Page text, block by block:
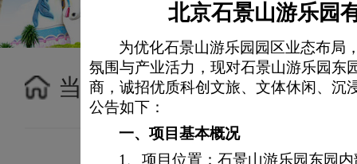
北京石景山游乐园
为优化石景山游乐园园区业态布局
氛围与产业活力，现对石景山游乐园东
商，诚招优质科创文旅、文体休闲、沉
公告如下：
一、项目基本概况
1、项目位置：石景山游乐园东园
当前位置：首页>最新公告